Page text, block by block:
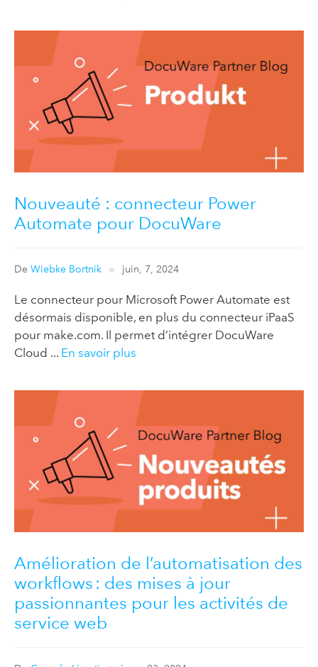
Nouveauté : connecteur Power
Automate pour DocuWare
De Wiebke Bortnik juin, 7, 2024
Le connecteur pour Microsoft Power Automate est
désormais disponible, en plus du connecteur iPaaS
pour make.com. Il permet d’intégrer DocuWare
Cloud ... En savoir plus
Amélioration de l’automatisation des
workflows : des mises à jour
passionnantes pour les activités de
service web